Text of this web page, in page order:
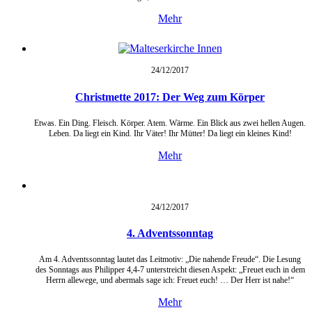
Mehr
24/12/2017
Christmette 2017: Der Weg zum Körper
Etwas. Ein Ding. Fleisch. Körper. Atem. Wärme. Ein Blick aus zwei hellen Augen.
Leben. Da liegt ein Kind. Ihr Väter! Ihr Mütter! Da liegt ein kleines Kind!
Mehr
24/12/2017
4. Adventssonntag
Am 4. Adventssonntag lautet das Leitmotiv: „Die nahende Freude“. Die Lesung
des Sonntags aus Philipper 4,4-7 unterstreicht diesen Aspekt: „Freuet euch in dem
Herrn allewege, und abermals sage ich: Freuet euch! … Der Herr ist nahe!“
Mehr